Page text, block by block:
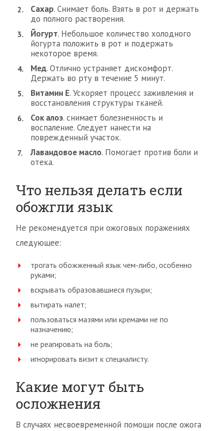
Сахар. Снимает боль. Взять в рот и держать
до полного растворения.
Йогурт. Небольшое количество холодного
йогурта положить в рот и подержать
некоторое время.
Мед. Отлично устраняет дискомфорт.
Держать во рту в течение 5 минут.
Витамин Е. Ускоряет процесс заживления и
восстановления структуры тканей.
Сок алоэ. снимает болезненность и
воспаление. Следует нанести на
поврежденный участок.
Лавандовое масло. Помогает против боли и
отека.
Что нельзя делать если
обожгли язык
Не рекомендуется при ожоговых поражениях
следующее:
трогать обожженный язык чем-либо, особенно
руками;
вскрывать образовавшиеся пузыри;
вытирать налет;
пользоваться мазями или кремами не по
назначению;
не реагировать на боль;
игнорировать визит к специалисту.
Какие могут быть
осложнения
В случаях несвоевременной помощи после ожога